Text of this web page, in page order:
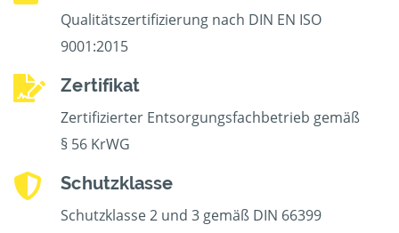
Qualitätszertifizierung nach DIN EN ISO
9001:2015
Zertifikat
Zertifizierter Entsorgungsfachbetrieb gemäß
§ 56 KrWG
Schutzklasse
Schutzklasse 2 und 3 gemäß DIN 66399